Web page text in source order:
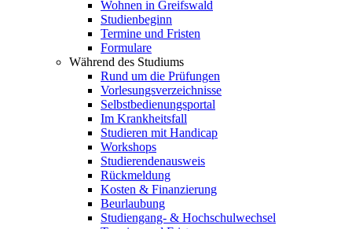
Wohnen in Greifswald
Studienbeginn
Termine und Fristen
Formulare
Während des Studiums
Rund um die Prüfungen
Vorlesungsverzeichnisse
Selbstbedienungsportal
Im Krankheitsfall
Studieren mit Handicap
Workshops
Studierendenausweis
Rückmeldung
Kosten & Finanzierung
Beurlaubung
Studiengang- & Hochschulwechsel